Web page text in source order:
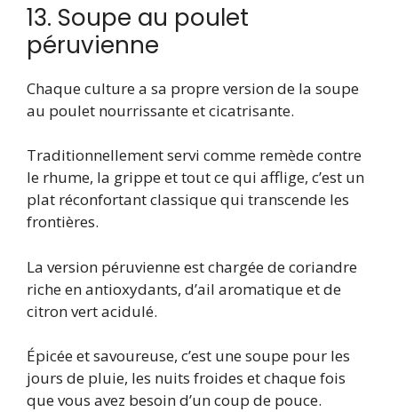
13. Soupe au poulet
péruvienne
Chaque culture a sa propre version de la soupe
au poulet nourrissante et cicatrisante.
Traditionnellement servi comme remède contre
le rhume, la grippe et tout ce qui afflige, c’est un
plat réconfortant classique qui transcende les
frontières.
La version péruvienne est chargée de coriandre
riche en antioxydants, d’ail aromatique et de
citron vert acidulé.
Épicée et savoureuse, c’est une soupe pour les
jours de pluie, les nuits froides et chaque fois
que vous avez besoin d’un coup de pouce.